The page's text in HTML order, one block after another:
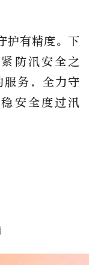
护有精度。下
防汛安全之
服务，全力守
安全度过汛